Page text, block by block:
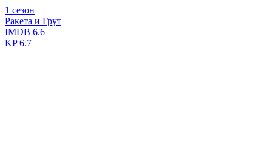
1 сезон
Ракета и Грут
IMDB 6.6
KP6.7